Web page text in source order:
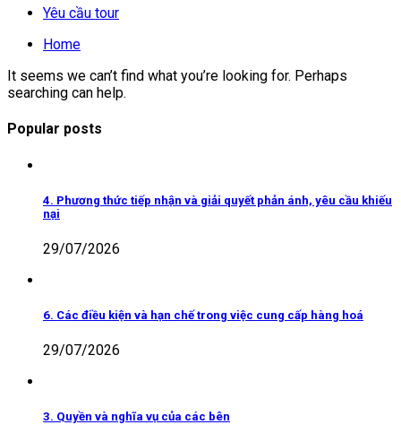
Yêu cầu tour
Home
It seems we can’t find what you’re looking for. Perhaps
searching can help.
Popular posts
4. Phương thức tiếp nhận và giải quyết phản ánh, yêu cầu khiếu
nại
29/07/2026
6. Các điều kiện và hạn chế trong việc cung cấp hàng hoá
29/07/2026
3. Quyền và nghĩa vụ của các bên